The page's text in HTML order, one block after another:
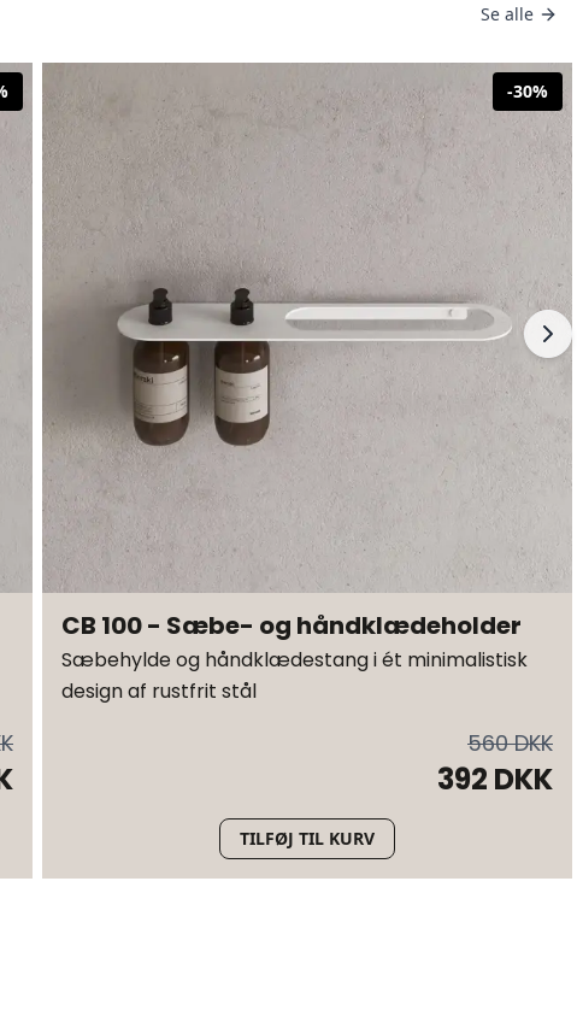
Se alle
-30%
CB 100 - Sæbe- og håndklædeholder
Sæbehylde og håndklædestang i ét minimalistisk
design af rustfrit stål
560 DKK
392 DKK
TILFØJ TIL KURV